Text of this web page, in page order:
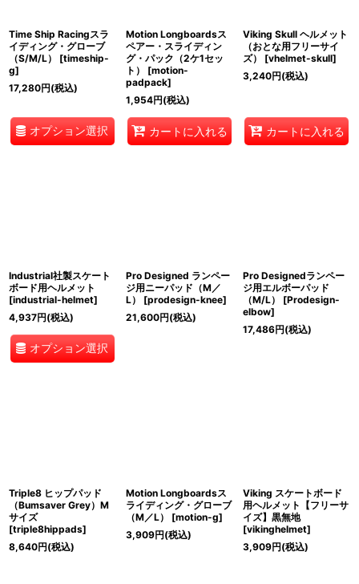
Time Ship Racingスラ
イディング・グローブ
（S/M/L）
[timeship-
g]
17,280円(税込)
オプション選択
Motion Longboardsス
ペアー・スライディン
グ・パック（2ケ1セッ
ト）
[motion-
padpack]
1,954円(税込)
カートに入れる
Viking Skull ヘルメット
（おとな用フリーサイ
ズ）
[vhelmet-skull]
3,240円(税込)
カートに入れる
Industrial社製スケート
ボード用ヘルメット
[industrial-helmet]
4,937円(税込)
オプション選択
Pro Designed ランペー
ジ用ニーパッド（M／
L）
[prodesign-knee]
21,600円(税込)
Pro Designedランペー
ジ用エルボーパッド
（M/L）
[Prodesign-
elbow]
17,486円(税込)
Triple8 ヒップパッド
（Bumsaver Grey）M
サイズ
[triple8hippads]
8,640円(税込)
Motion Longboardsス
ライディング・グローブ
（M／L）
[motion-g]
3,909円(税込)
Viking スケートボード
用ヘルメット【フリーサ
イズ】黒無地
[vikinghelmet]
3,909円(税込)